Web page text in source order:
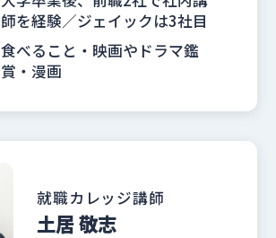
師を経験／ジェイックは3社目
食べること・映画やドラマ鑑
賞・漫画
就職カレッジ講師
土居 敬志